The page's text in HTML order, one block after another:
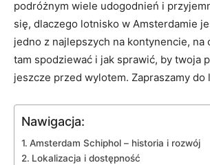
podróżnym wiele udogodnień i
się, dlaczego lotnisko w Amsterdamie
⁣jedno z najlepszych na kontynencie, na
tam ⁣spodziewać i jak ​sprawić,‌ by ‍twoja‌
jeszcze przed wylotem. ‍Zapraszamy do
Nawigacja:
Amsterdam ⁤Schiphol – historia i rozwój
Lokalizacja i dostępność